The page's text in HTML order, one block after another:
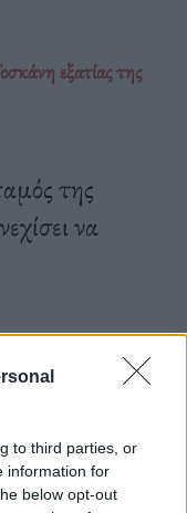
to third parties, or
information for
below opt-out
εξατίας της
της
να